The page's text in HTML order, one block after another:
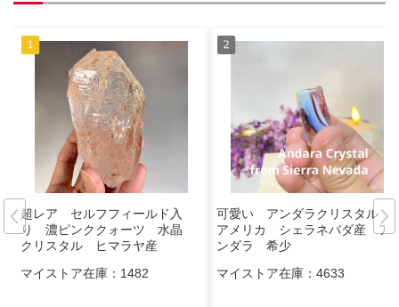
超レア セルフフィールド入
り 濃ピンククォーツ 水晶
クリスタル ヒマラヤ産
マイストア在庫： 1482
可愛い アンダラクリスタル
アメリカ シェラネバダ産 ア
ンダラ 希少
マイストア在庫： 4633